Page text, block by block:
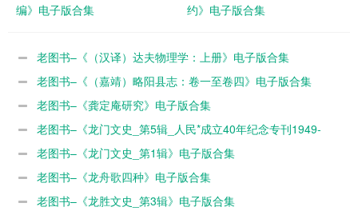
编》电子版合集
约》电子版合集
老图书–《（汉译）达夫物理学：上册》电子版合集
老图书–《（嘉靖）略阳县志：卷一至卷四》电子版合集
老图书–《龚定庵研究》电子版合集
老图书–《龙门文史_第5辑_人民*成立40年纪念专刊1949-
1989》电子版合集
老图书–《龙门文史_第1辑》电子版合集
老图书–《龙舟歌四种》电子版合集
老图书–《龙胜文史_第3辑》电子版合集